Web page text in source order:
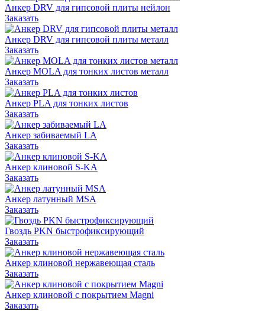
Анкер DRV для гипсовой плиты нейлон
Заказать
Анкер DRV для гипсовой плиты металл
Заказать
Анкер MOLA для тонких листов металл
Заказать
Анкер PLA для тонких листов
Заказать
Анкер забиваемый LA
Заказать
Анкер клиновой S-KA
Заказать
Анкер латунный MSA
Заказать
Гвоздь PKN быстрофиксирующий
Заказать
Анкер клиновой нержавеющая сталь
Заказать
Анкер клиновой с покрытием Magni
Заказать